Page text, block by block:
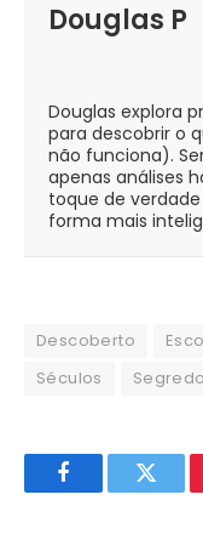
Douglas P
Douglas explora
para descobrir o
não funciona).
apenas análises
toque de
forma mais
Descoberto
Séculos
Segredo
Facebook